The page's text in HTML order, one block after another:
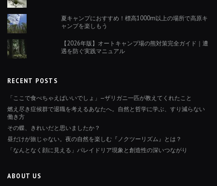
夏キャンプにおすすめ！標高1000m以上の場所で高原キ
ャンプを楽しもう
【2026年版】オートキャンプ場の熊対策完全ガイド｜遭
遇を防ぐ実践マニュアル
RECENT POSTS
「ここで食べちゃえばいいでしょ」—ザリガニ一匹が教えてくれたこと
燃え尽き症候群で退職を考えるあなたへ。自然と哲学に学ぶ、すり減らない
働き方
その蝶、きれいだと思いましたか？
昼だけが旅じゃない。夜の自然を楽しむ『ノクツーリズム』とは？
「なんとなく顔に見える」パレイドリア現象と創造性の深いつながり
ABOUT US